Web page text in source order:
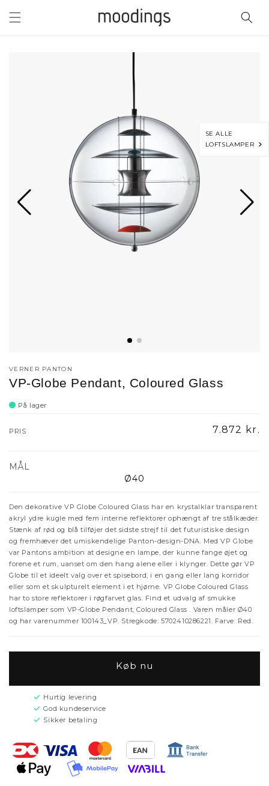
indhold
VERNER PANTON
SE ALLE
LOFTSLAMPER
VP-Globe Pendant, Coloured Glass
På lager
PRIS 7.872 kr.
MÅL
Ø40
Den dekorative VP Globe Coloured Glass har en krystalklar transparent
akryl ydre kugle med fem interne reflektorer ophængt af tre stålkæder.
Stænk af rød og blå tilføjer det sidste strejf til det futuristiske design
og fremhæver det umiskendelige Panton-design-DNA. Med VP Globe
var Pantons ambition at designe en lampe, der kunne fange øjet og
forene et rum, uanset om den hang alene eller i klynger. Dette gør VP
Globe til et ideelt valg over et spisebord, i en gang eller lang korridor
eller som et skulpturelt element i et hjørne. VP Globe Coloured Glass
har to store reflektorer i røgfarvet glas. Find et udvalg af smukke
loftslamper som VP-Globe Pendant, Coloured Glass . Varen måler Ø40
og har varenummer 100143_VP. Stregkode: 5702410286221. Farve: Red.
Køb nu
Hurtig levering
God kundeservice
Sikker betaling